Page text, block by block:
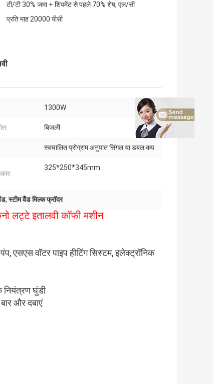
टी/टी 30% जमा + शिपमेंट से पहले 70% शेष, एल/सी
प्रति माह 20000 पीसी
1300W
बिजली
स्वचालित प्रोग्राम अनुपात सिंगल या डबल कप
325*250*345mm
,स्टीम वैंड मिल्क फ्रॉदर
लट्टे इतालवी कॉफी मशीन
एसएस वॉटर पाइप हीटिंग सिस्टम, इलेक्ट्रॉनिक
नियंत्रण घुंडी
और दबाएं